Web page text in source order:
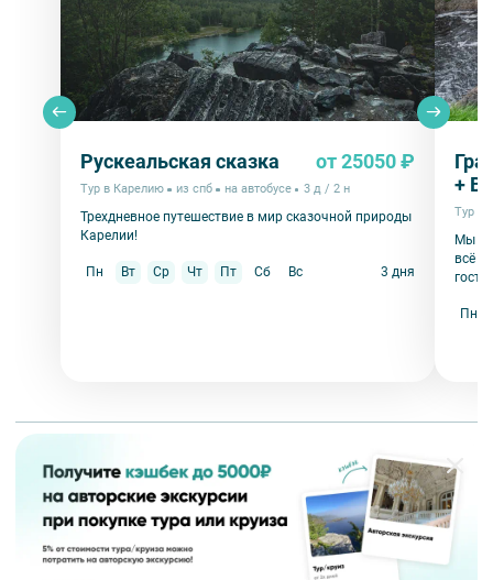
Рускеальская сказка от 25050 ₽
Тур в Карелию из спб на автобусе 3 д / 2 н
Трехдневное путешествие в мир сказочной природы
Карелии!
Пн Вт Ср Чт Пт Сб Вс 3 дня
+
Тур в
Мы
всё
Пн